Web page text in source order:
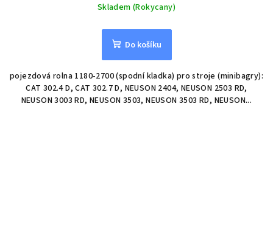
Skladem (Rokycany)
Do košíku
pojezdová rolna 1180-2700 (spodní kladka) pro stroje (minibagry):
CAT 302.4 D, CAT 302.7 D, NEUSON 2404, NEUSON 2503 RD,
NEUSON 3003 RD, NEUSON 3503, NEUSON 3503 RD, NEUSON...